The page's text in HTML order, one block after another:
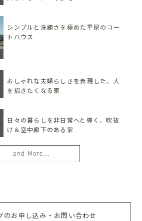
シンプルと洗練さを極めた平屋のコー
トハウス
おしゃれな夫婦らしさを表現した、人
を招きたくなる家
日々の暮らしを非日常へと導く、吹抜
け＆空中廊下のある家
and More...
のお申し込み・お問い合わせ